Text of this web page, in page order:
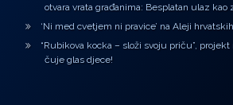
otvara vrata građanima: Besplatan ulaz kao
‘Ni med cvetjem ni pravice’ na Aleji
“Rubikova kocka – složi svoju priču”,
čuje glas djece!